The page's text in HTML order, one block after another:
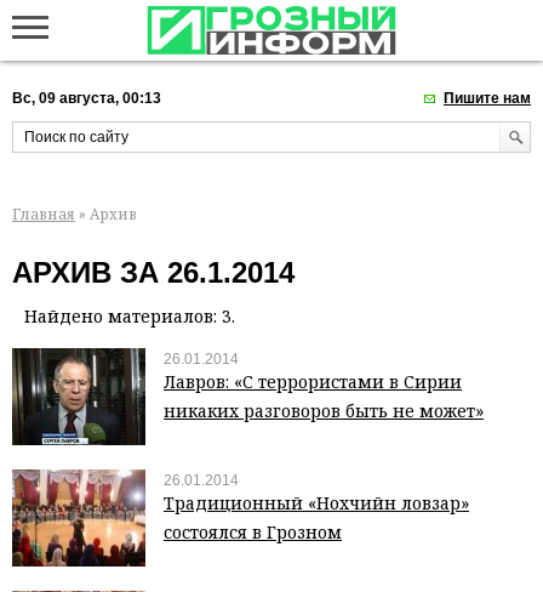
Вс, 09 августа, 00:13 Пишите нам
Главная » Архив
АРХИВ ЗА 26.1.2014
Найдено материалов: 3.
26.01.2014
Лавров: «С террористами в Сирии
никаких разговоров быть не может»
26.01.2014
Традиционный «Нохчийн ловзар»
состоялся в Грозном